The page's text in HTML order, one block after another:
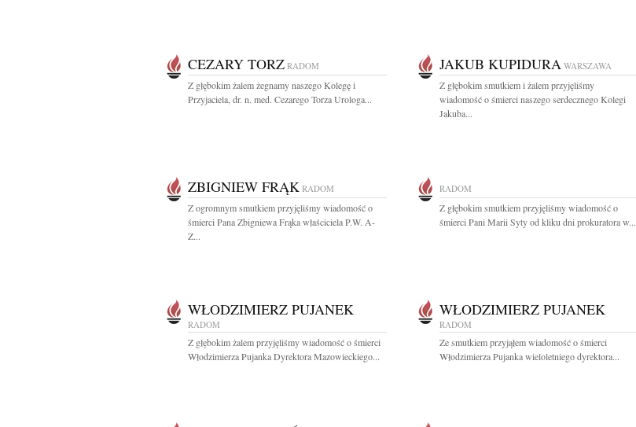
CEZARY TORZ RADOM
Z głębokim żalem żegnamy naszego Kole­gę i
Przyjaciela, dr. n. med. Cezarego Torza Urologa...
JAKUB KUPIDURA WARSZAWA
Z głębokim smutkiem i żalem przyjęliśmy
wiadomość o śmierci naszego serdecznego Kolegi
Jakuba...
ZBIGNIEW FRĄK RADOM
Z ogromnym smutkiem przyjęliśmy wiadomość o
śmierci Pana Zbigniewa Frąka właściciela P.W. A-
Z...
RADOM
Z głębokim smutkiem przyjęliśmy wiadomość o
śmierci Pani Marii Syty od kliku dni prokuratora w...
WŁODZIMIERZ PUJANEK
RADOM
Z głębokim żalem przyjęliśmy wiadomość o śmierci
Włodzimierza Pujanka Dyrektora Mazowieckiego...
WŁODZIMIERZ PUJANEK
RADOM
Ze smutkiem przyjąłem wiadomość o śmierci
Włodzimierza Pujanka wieloletniego dyrektora...